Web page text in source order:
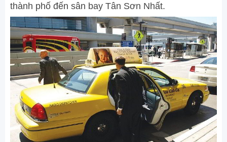
thành phố đến sân bay Tân Sơn Nhất.